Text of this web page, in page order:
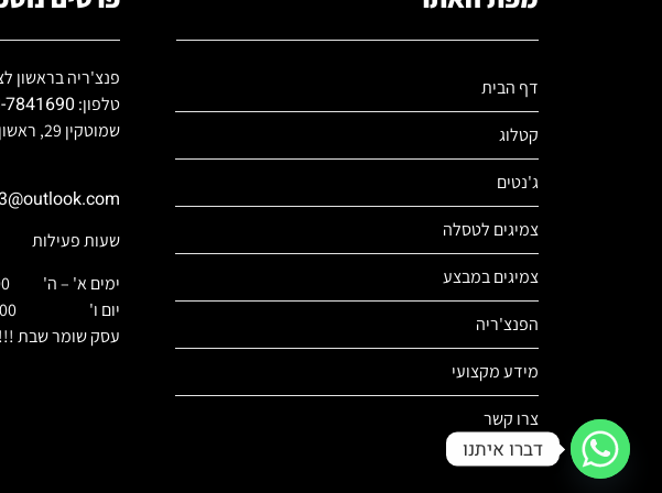
דף הבית
קטלוג
ג'נטים
צמיגים לטסלה
צמיגים במבצע
הפנצ'ריה
מידע מקצועי
צרו קשר
פנצ'ריה בראשון
טלפון:7841690
שמוטקין 29, ראשון לציון
שעות פעילות
ימים א' – ה' 8:00 – 19:30
יום ו' 8:00 – 15:00
עסק שומר שבת !!!
דברו איתנו